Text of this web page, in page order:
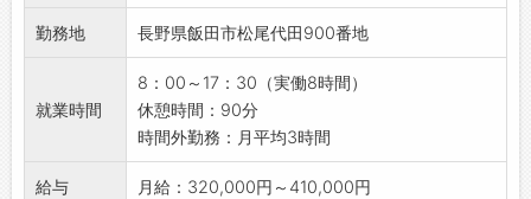
【スキルアップ】
食品工場特有のライン設計や工程改善に携わる
ンジニア経験を積むことができます。
【こんな方を求めています！】
工業・工学系の大学・高校卒で食品向け等の機
械設計・工場設計の経験
勤務地 長野県飯田市松尾代田900番地
就業時間
8：00～17：30（実働8時間）
休憩時間：90分
時間外勤務：月平均3時間
給与 月給：320,000円～410,000円